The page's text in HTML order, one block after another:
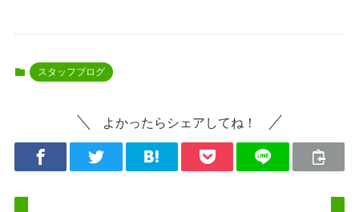
スタッフブログ
よかったらシェアしてね！